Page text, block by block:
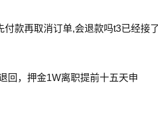
付款再取消订单,会退款吗t3已经接
回，押金1W离职提前十五天申